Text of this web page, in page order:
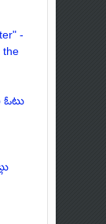
-
the
ఓటు